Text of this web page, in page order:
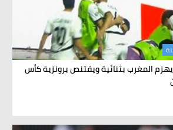
المغرب بثنائية ويقتنص برونزية كأس